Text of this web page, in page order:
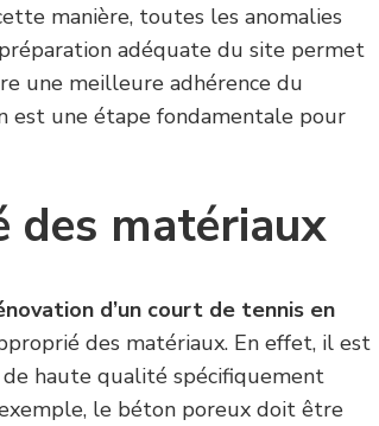
manière, toutes les anomalies
adéquate du site permet
une meilleure adhérence du
est une étape fondamentale pour
des matériaux
d’un court de tennis en
des matériaux. En effet, il est
haute qualité spécifiquement
le béton poreux doit être